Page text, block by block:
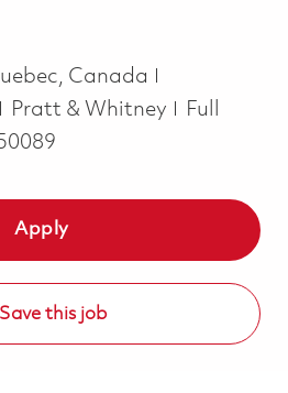
Canada
Pratt & Whitney Job Type
Full
Apply
Save this job